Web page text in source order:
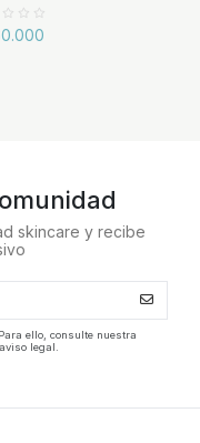
skincare y recibe
ello, consulte nuestra
legal.